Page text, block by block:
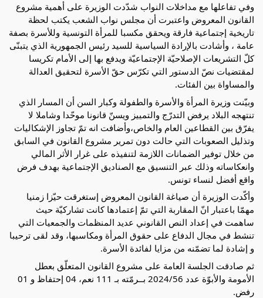
وفي تفاعلها مع مداخلات النواب شدّدت الوزيرة على أهمية مشروع
القانون المعروض واعتبرت أن مجلس نواب الشعب يكتب لحظة
تاريخية إجتماعية فارقة ويحقق مكسبا للمرأة التونسية وللأسرة بصفة
عامة ، وأشادت بالإرادة السياسية للسيد رئيس الجمهورية الذي يتبنّى
كلّ التشريعات الإصلاحيّة الإجتماعيّة ويدفع بها إلى الأمام تكريسا
لمقتضيات نصّ الدستور التي تكرّس حقّ الأسرة لتحقيق العدالة
والمساواة بين الفئات.
وبيّنت وزيرة المرأة والأسرة والطفولة وكبار السن أن المسار الذي
تنتهجه البلاد يرفض التدرّج والتمييز ويسنّ قانونا موحّدا وشاملا لا
يفرّق بين القطاعين العام والخاص،وأضافت انه تمّ تجاوز الإشكاليات
وتذليل الصعوبات التي حالت دون تمرير مشروع القانون في السابق
من خلال توفير الضمانات اللازمة لتنفيذه على غرار الأثر المالي
وانعكاساته وذلك عبر التنسيق مع الصناديق الإجتماعية بهدف فرض
واقع أفضل لنساء تونس.
وأكّدت الوزيرة أن صياغة القانون المعروض إستغرقت حيّزا زمنيا
مهمّا باعتبار انّ المقاربة التي تمّ إعتمادها كانت تشاركيّة حيث
ساهمت في إعداد النص القانوني عديد المنظمات والجمعيات التي
تنشط في مجال الدفاع على حقوق المرأة ومكاسبها، وقد لقى ترحيبا
و إشادة لما تضمّنه من مزايا لفائدة الأسرة.
ثم صادقت الجلسة العامة على مشروع القانون المتعلّق بعطل
الأمومة والأبوّة عدد 2024/56 بــرمّته بـ 111 نعم، 04 إحتفاظ و 01
رفض.